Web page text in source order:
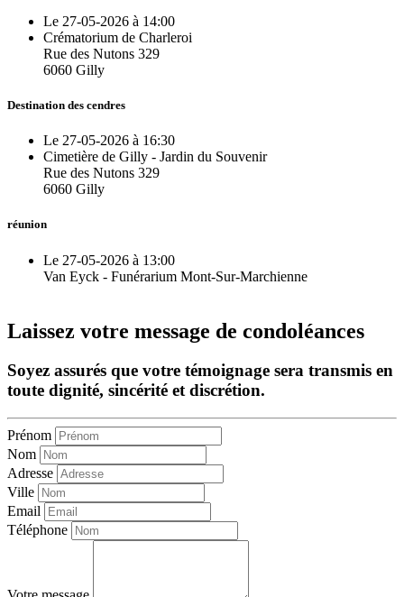
Le 27-05-2026 à 14:00
Crématorium de Charleroi
Rue des Nutons 329
6060 Gilly
Destination des cendres
Le 27-05-2026 à 16:30
Cimetière de Gilly - Jardin du Souvenir
Rue des Nutons 329
6060 Gilly
réunion
Le 27-05-2026 à 13:00
Van Eyck - Funérarium Mont-Sur-Marchienne
Laissez votre message de condoléances
Soyez assurés que votre témoignage sera transmis en
toute dignité, sincérité et discrétion.
Prénom
Nom
Adresse
Ville
Email
Téléphone